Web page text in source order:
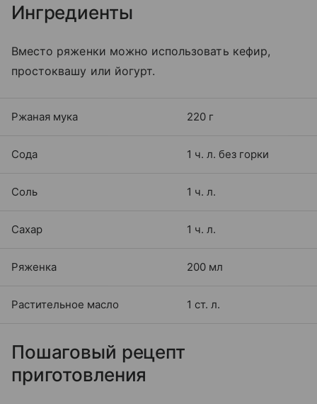
Ингредиенты
Вместо ряженки можно использовать кефир,
простоквашу или йогурт.
Ржаная мука 220 г
Сода 1 ч. л. без горки
Соль 1 ч. л.
Сахар 1 ч. л.
Ряженка 200 мл
Растительное масло 1 ст. л.
Пошаговый рецепт
приготовления